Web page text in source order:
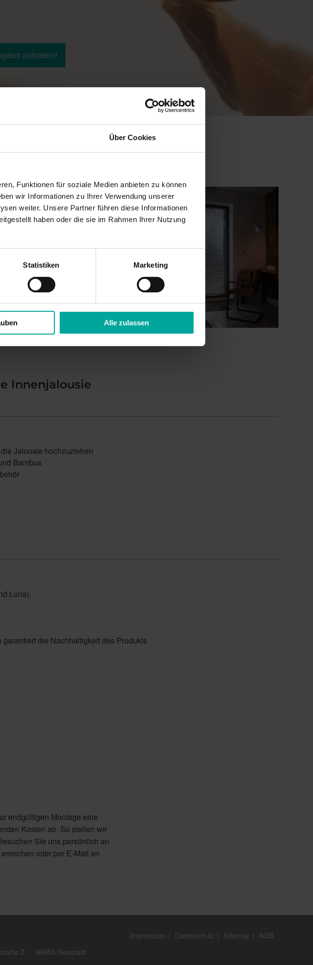
Über Cookies
Funktionen für soziale Medien anbieten zu können
wir Informationen zu Ihrer Verwendung unserer
weiter. Unsere Partner führen diese Informationen
haben oder die sie im Rahmen Ihrer Nutzung
Statistiken Marketing
Alle zulassen
anfordern!
Innenjalousie
Jalousie hochzuziehen
Bambus
Luna).
die Nachhaltigkeit des Produkts
endgültigen Montage eine
Kosten ab. So stellen wir
Sie uns persönlich an
erreichen oder per E-Mail an
Impressum Datenschutz Sitemap
AGB
2 96465 Neustadt